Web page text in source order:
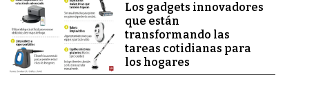
Los gadgets innovadores
que están
transformando las
tareas cotidianas para
los hogares